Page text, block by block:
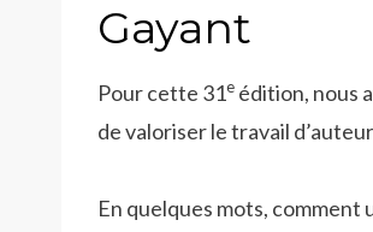
Gayant
Pour cette 31e édition, nous
de valoriser le travail
En quelques mots, comment